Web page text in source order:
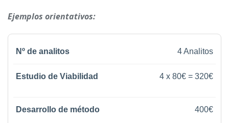
Ejemplos orientativos:
4 Analitos
4 x 80€ = 320€
400€